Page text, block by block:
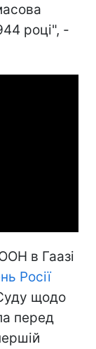
році", -
в Гаазі
Росії
щодо
перед